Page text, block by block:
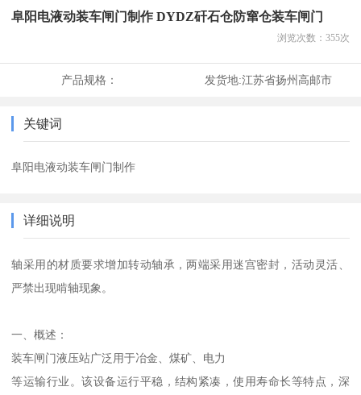
阜阳电液动装车闸门制作 DYDZ矸石仓防窜仓装车闸门
浏览次数： 355次
产品规格： 发货地:江苏省扬州高邮市
关键词
阜阳电液动装车闸门制作
详细说明
轴采用的材质要求增加转动轴承，两端采用迷宫密封，活动灵活、
严禁出现啃轴现象。
一、概述：
装车闸门液压站广泛用于冶金、煤矿、电力
等运输行业。该设备运行平稳，结构紧凑，使用寿命长等特点，深